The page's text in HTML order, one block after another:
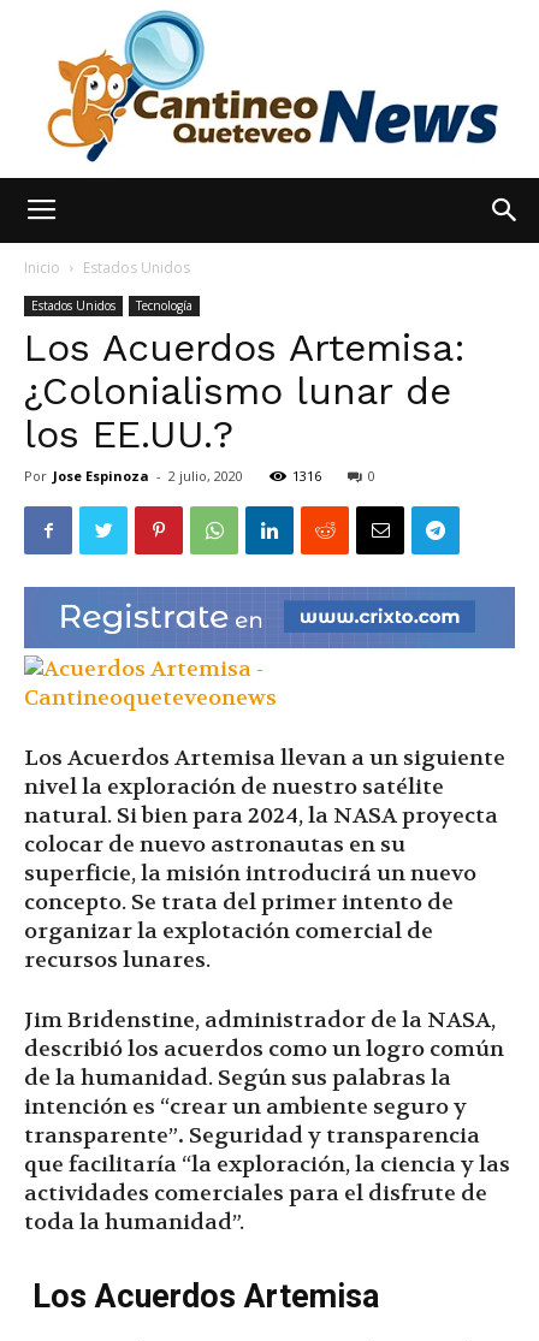
Noticias
|
|
Inicio Estados Unidos
Estados Unidos Tecnología
Los Acuerdos Artemisa:
¿Colonialismo lunar de
los EE.UU.?
Por Jose Espinoza - 2 julio, 2020 1316 0
Los Acuerdos Artemisa llevan a un siguiente
nivel la exploración de nuestro satélite
natural. Si bien para 2024, la NASA proyecta
colocar de nuevo astronautas en su
superficie, la misión introducirá un nuevo
concepto. Se trata del primer intento de
organizar la explotación comercial de
recursos lunares.
Jim Bridenstine, administrador de la NASA,
describió los acuerdos como un logro común
de la humanidad. Según sus palabras la
intención es “crear un ambiente seguro y
transparente”. Seguridad y transparencia
que facilitaría “la exploración, la ciencia y las
actividades comerciales para el disfrute de
toda la humanidad”.
Los Acuerdos Artemisa